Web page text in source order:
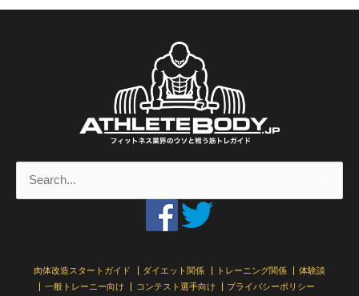
対
肉体改造スタートガイド ダイエット関係 トレーニング関係
体験談
一般トレーニー向け
コンテスト選手向け プライバシーポリシー